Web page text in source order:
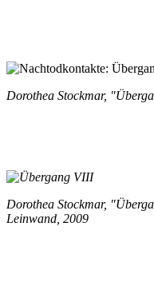
Dorothea Stockmar,
Dorothea Stockmar,
Leinwand, 2009